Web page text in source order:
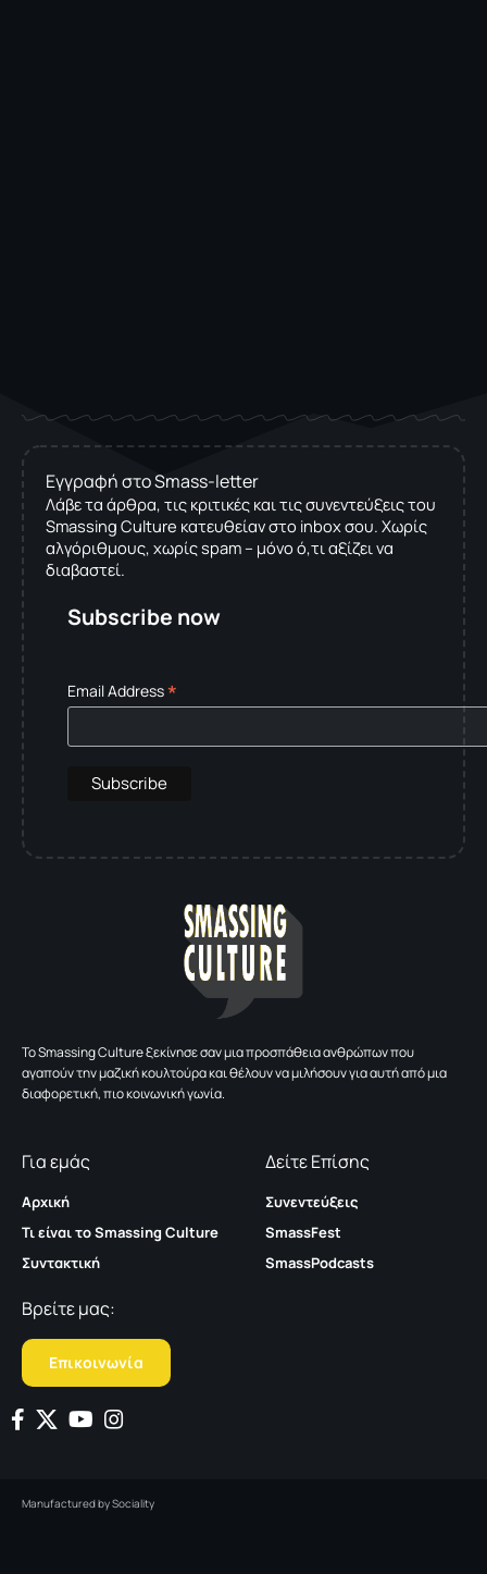
Εγγραφή στο Smass-letter
Λάβε τα άρθρα, τις κριτικές και τις συνεντεύξεις του
Smassing Culture κατευθείαν στο inbox σου. Χωρίς
αλγόριθμους, χωρίς spam – μόνο ό,τι αξίζει να
διαβαστεί.
Subscribe now
Email Address*
To Smassing Culture ξεκίνησε σαν μια προσπάθεια ανθρώπων που
αγαπούν την μαζική κουλτούρα και θέλουν να μιλήσουν για αυτή από μια
διαφορετική, πιο κοινωνική γωνία.
Για εμάς
Αρχική
Τι είναι το Smassing Culture
Συντακτική
Δείτε Επίσης
Συνεντεύξεις
SmassFest
SmassPodcasts
Βρείτε μας:
Επικοινωνία
Manufactured bySociality